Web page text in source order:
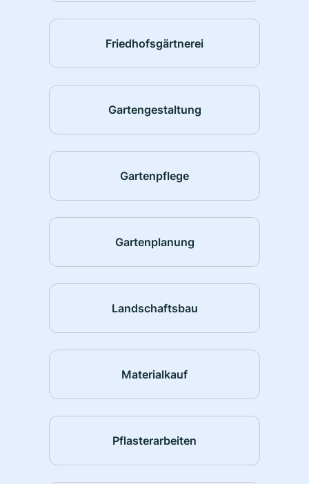
Friedhofsgärtnerei
Gartengestaltung
Gartenpflege
Gartenplanung
Landschaftsbau
Materialkauf
Pflasterarbeiten